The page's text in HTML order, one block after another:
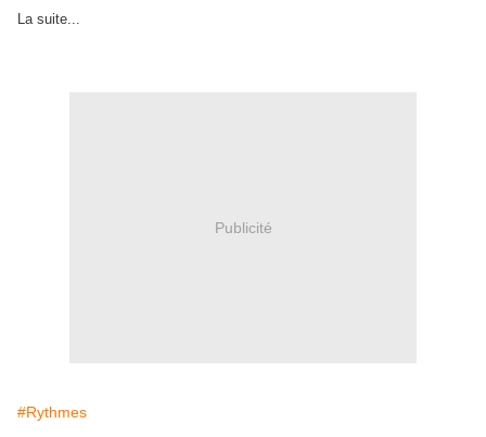
La suite...
Publicité
#Rythmes